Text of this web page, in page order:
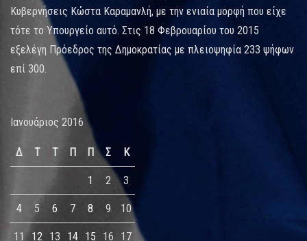
Κυβερνήσεις Κώστα Καραμανλή, με την ενιαία μορφή που είχε
τότε το Υπουργείο αυτό. Στις 18 Φεβρουαρίου του 2015
εξελέγη Πρόεδρος της Δημοκρατίας με πλειοψηφία 233 ψήφων
επί 300.
Ιανουάριος 2016
Δ Τ Τ Π Π Σ Κ
1 2 3
4 5 6 7 8 9 10
11 12 13 14 15 16 17